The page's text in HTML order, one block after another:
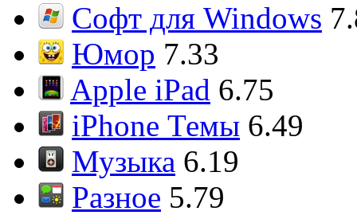
Софт для Windows
Юмор 7.33
Apple iPad 6.75
iPhone Темы 6.49
Музыка 6.19
Разное 5.79